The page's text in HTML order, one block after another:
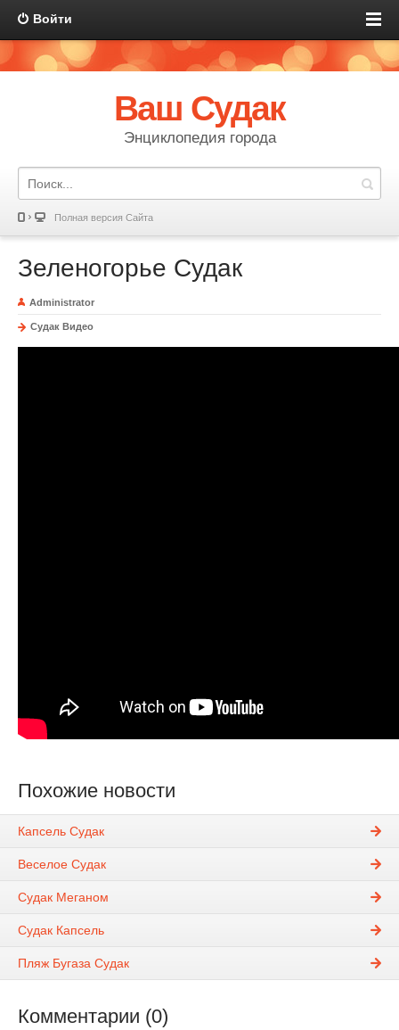
Войти
Ваш Судак
Энциклопедия города
Полная версия Сайта
Зеленогорье Судак
Administrator
Судак Видео
Похожие новости
Капсель Судак
Веселое Судак
Судак Меганом
Судак Капсель
Пляж Бугаза Судак
Комментарии (0)